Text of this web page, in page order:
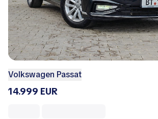
Volkswagen Passat
14.999 EUR